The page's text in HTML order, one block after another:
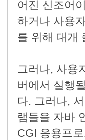
어진 신조어
하거나 사용
를 위해 대개
그러나, 사용
버에서 실행
다. 그러나,
램들을 자바
CGI 응용프